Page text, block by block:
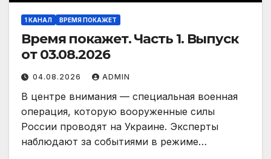
1 КАНАЛ ВРЕМЯ ПОКАЖЕТ
Время покажет. Часть 1. Выпуск
от 03.08.2026
04.08.2026 ADMIN
В центре внимания — специальная военная
операция, которую вооруженные силы
России проводят на Украине. Эксперты
наблюдают за событиями в режиме…